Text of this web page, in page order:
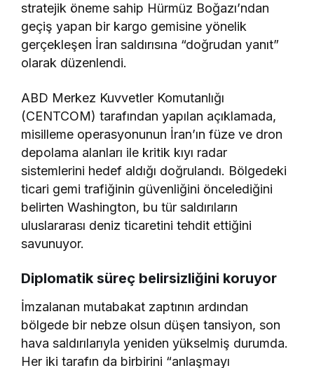
stratejik öneme sahip Hürmüz Boğazı’ndan
geçiş yapan bir kargo gemisine yönelik
gerçekleşen İran saldırısına “doğrudan yanıt”
olarak düzenlendi.
ABD Merkez Kuvvetler Komutanlığı
(CENTCOM) tarafından yapılan açıklamada,
misilleme operasyonunun İran’ın füze ve dron
depolama alanları ile kritik kıyı radar
sistemlerini hedef aldığı doğrulandı. Bölgedeki
ticari gemi trafiğinin güvenliğini öncelediğini
belirten Washington, bu tür saldırıların
uluslararası deniz ticaretini tehdit ettiğini
savunuyor.
Diplomatik süreç belirsizliğini koruyor
İmzalanan mutabakat zaptının ardından
bölgede bir nebze olsun düşen tansiyon, son
hava saldırılarıyla yeniden yükselmiş durumda.
Her iki tarafın da birbirini “anlaşmayı